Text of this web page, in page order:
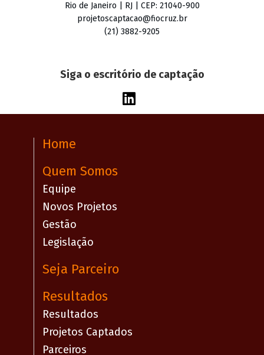
Rio de Janeiro | RJ | CEP: 21040-900
projetoscaptacao@fiocruz.br
(21) 3882-9205
Siga o escritório de captação
Home
Quem Somos
Equipe
Novos Projetos
Gestão
Legislação
Seja Parceiro
Resultados
Resultados
Projetos Captados
Parceiros